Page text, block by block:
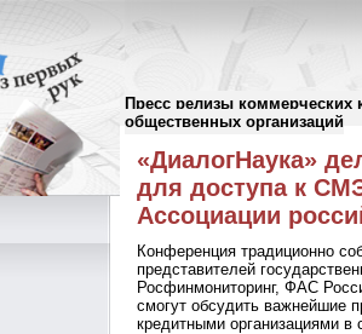
Пресс релизы коммерческих
общественных организаций
Пресс-релизы//
«ДиалогНаука»
для доступа к
Ассоциации
Конференция традиционно
представителей
Росфинмониторинг, ФАС
смогут обсудить важнейшие
кредитными организациями в